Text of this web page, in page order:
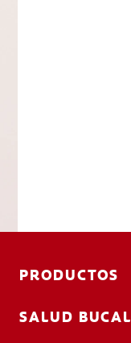
PRODUCTOS
SALUD BUCAL